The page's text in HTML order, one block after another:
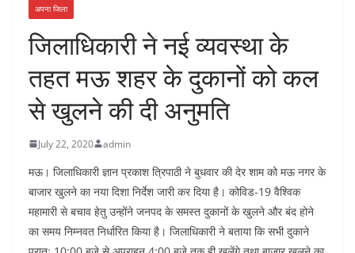
अपना जिला
जिलाधिकारी ने नई व्यवस्था के
तहत मऊ शहर के दुकानों को कल
से खुलने की दी अनुमति
July 22, 2020 admin
मऊ। जिलाधिकारी ज्ञान प्रकाश त्रिपाठी ने बुधवार की देर शाम को मऊ नगर के
बाजार खुलने का नया दिशा निर्देश जारी कर दिया है। कोविड-19 वैश्विक
महामारी से बचाव हेतु उन्होंने जनपद के समस्त दुकानों के खुलने और बंद होने
का समय निम्नवत निर्धारित किया है। जिलाधिकारी ने बताया कि सभी दुकाने